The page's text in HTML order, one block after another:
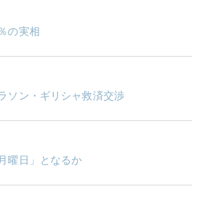
の実相
ソン・ギリシャ救済交渉
曜日」となるか